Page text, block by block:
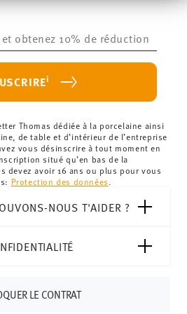
bereitgestellt haben oder die
est gratuite dans tous les pays (à
à 69,90 € :Si le montant de
à 69,90 €, des frais de livraison
livraisons en France, ceux-ci
frais de livraison ici .
livraisons au Royaume-Uni, le
est de 135 £. La
commande inférieure à 69,90 CHF,
un code de suivi par e-mail dès que
pouvez consulter les délais de
i
Thomas dédiée à la porcelaine ainsi
de table et d’intérieur de l’entreprise
vous désinscrire à tout moment en
situé qu’en bas de la
devez avoir 16 ans ou plus pour vous
Protection des données
NOUS T'AIDER ?
LE CONTRAT